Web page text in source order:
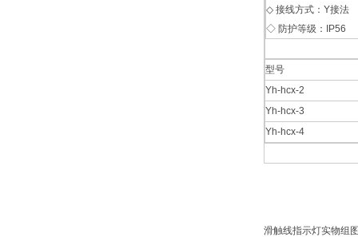
◇ 接线方式：Y接法
◇ 防护等级：IP56
型号
Yh-hcx-2
Yh-hcx-3
Yh-hcx-4
滑触线指示灯实物组